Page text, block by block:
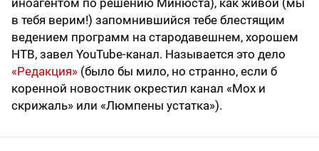
в тебя верим!) запомнившийся тебе блестящим
ведением программ на стародавешнем, хорошем
НТВ, завел YouTube-канал. Называется это дело
«Редакция» (было бы мило, но странно, если б
коренной новостник окрестил канал «Мох и
скрижаль» или «Люмпены устатка»).